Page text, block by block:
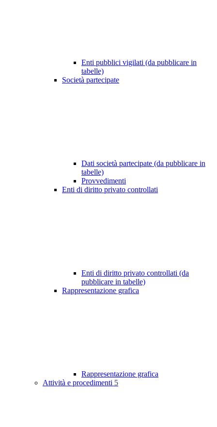
Enti pubblici vigilati (da pubblicare in
tabelle)
Società partecipate
Dati società partecipate (da pubblicare in
tabelle)
Provvedimenti
Enti di diritto privato controllati
Enti di diritto privato controllati (da
pubblicare in tabelle)
Rappresentazione grafica
Rappresentazione grafica
Attività e procedimenti 5